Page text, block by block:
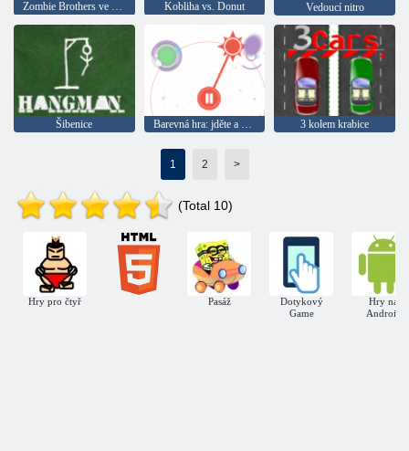
Kobliha vs. Donut Vedoucí nitro
Šibenice 3 kolem krabice
1 2 >
(Total 10)
Hry pro čtyř Pasáž
Dotykový
Game
Hry na
Android